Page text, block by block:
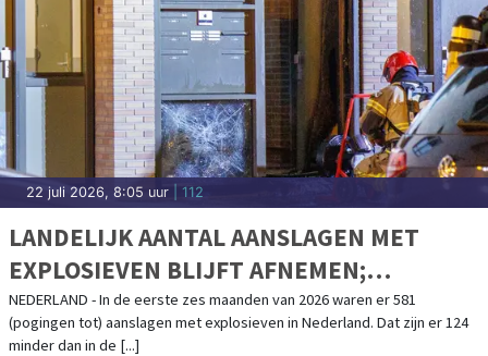
22 juli 2026, 8:05 uur | 112
LANDELIJK AANTAL AANSLAGEN MET
EXPLOSIEVEN BLIJFT AFNEMEN;
AANSLAGENPROBLEMATIEK BLIJFT
ERNSTIG
NEDERLAND - In de eerste zes maanden van 2026 waren er 581
(pogingen tot) aanslagen met explosieven in Nederland. Dat zijn er 124
minder dan in de [...]